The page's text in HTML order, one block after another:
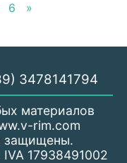
6 »
3478141794
материалов
rim.com
защищены.
17938491002